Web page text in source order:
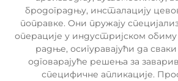
бродоградњу, инсталацију
поправке. Они пружају
операције у индустријском
радње, осигуравајући да
одговарајуће решења за
специфичне апликације.